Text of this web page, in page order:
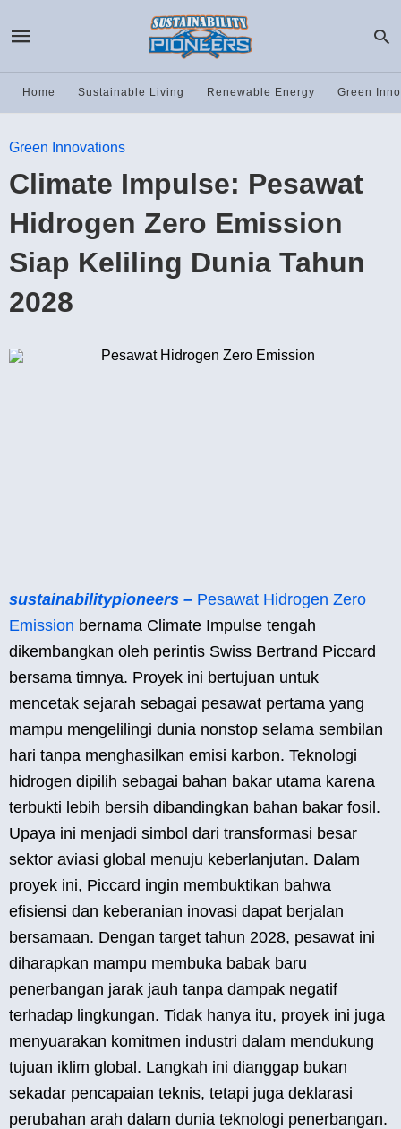
Home Sustainable Living Renewable Energy Green
Green Innovations
Climate Impulse: Pesawat
Hidrogen Zero Emission
Siap Keliling Dunia Tahun
2028
sustainabilitypioneers – Pesawat Hidrogen Zero
Emission bernama Climate Impulse tengah
dikembangkan oleh perintis Swiss Bertrand Piccard
bersama timnya. Proyek ini bertujuan untuk
mencetak sejarah sebagai pesawat pertama yang
mampu mengelilingi dunia nonstop selama sembilan
hari tanpa menghasilkan emisi karbon. Teknologi
hidrogen dipilih sebagai bahan bakar utama karena
terbukti lebih bersih dibandingkan bahan bakar fosil.
Upaya ini menjadi simbol dari transformasi besar
sektor aviasi global menuju keberlanjutan. Dalam
proyek ini, Piccard ingin membuktikan bahwa
efisiensi dan keberanian inovasi dapat berjalan
bersamaan. Dengan target tahun 2028, pesawat ini
diharapkan mampu membuka babak baru
penerbangan jarak jauh tanpa dampak negatif
terhadap lingkungan. Tidak hanya itu, proyek ini juga
menyuarakan komitmen industri dalam mendukung
tujuan iklim global. Langkah ini dianggap bukan
sekadar pencapaian teknis, tetapi juga deklarasi
perubahan arah dalam dunia teknologi penerbangan.